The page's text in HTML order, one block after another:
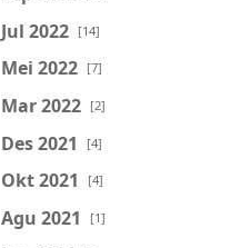
Jul 2022 [14]
Mei 2022 [7]
Mar 2022 [2]
Des 2021 [4]
Okt 2021 [4]
Agu 2021 [1]